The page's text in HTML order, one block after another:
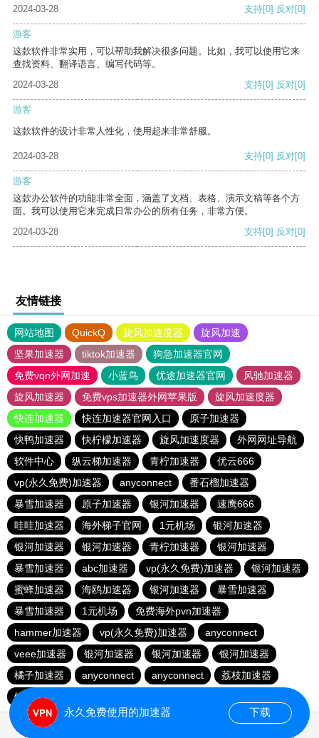
2024-03-28
支持[0] 反对[0]
游客
这款软件非常实用，可以帮助我解决很多问题。比如，我可以使用它来
查找资料、翻译语言、编写代码等。
2024-03-28
支持[0] 反对[0]
游客
这款软件的设计非常人性化，使用起来非常舒服。
2024-03-28 支持[0] 反对[0]
游客
这款办公软件的功能非常全面，涵盖了文档、表格、演示文稿等各个方
面。我可以使用它来完成日常办公的所有任务，非常方便。
2024-03-28
支持[0] 反对[0]
友情链接
网站地图 QuickQ 旋风加速度器
旋风加速
坚果加速器
tiktok加速器
狗急加速器官网
免费vqn外网加速
小蓝鸟 优途加速器官网
风驰加速器
旋风加速器
免费vps加速器外网苹果版
旋风加速度器
快连加速器
快连加速器官网入口
原子加速器
快鸭加速器
快柠檬加速器 旋风加速度器
外网网址导航
软件中心
纵云梯加速器 青柠加速器
优云666
vp(永久免费)加速器
anyconnect
番石榴加速器
暴雪加速器
原子加速器 银河加速器
速鹰666
哇哇加速器
海外梯子官网 1元机场
银河加速器
银河加速器
银河加速器 青柠加速器
银河加速器
暴雪加速器
abc加速器 vp(永久免费)加速器
银河加速器
蜜蜂加速器
海鸥加速器 银河加速器
暴雪加速器
暴雪加速器
1元机场
免费海外pvn加速器
hammer加速器
vp(永久免费)加速器
anyconnect
veee加速器
银河加速器 银河加速器
银河加速器
橘子加速器
anyconnect anyconnect
荔枝加速器
银河加速器
永久免费使用的加速器 下载